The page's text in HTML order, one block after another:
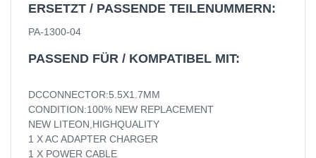
ERSETZT / PASSENDE TEILENUMMERN:
PA-1300-04
PASSEND FÜR / KOMPATIBEL MIT:
DCCONNECTOR:5.5X1.7MM
CONDITION:100% NEW REPLACEMENT
NEW LITEON,HIGHQUALITY
1 X AC ADAPTER CHARGER
1 X POWER CABLE